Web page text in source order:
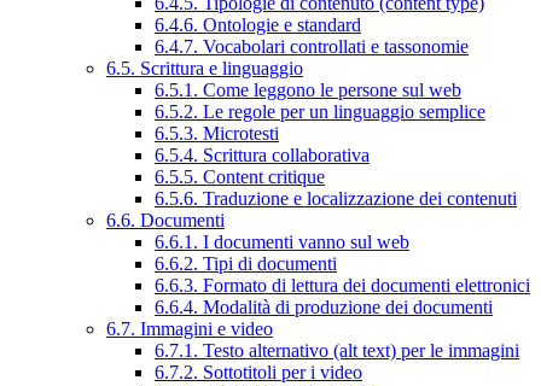
6.4.6. Ontologie e standard
6.4.7. Vocabolari controllati e tassonomie
6.5. Scrittura e linguaggio
6.5.1. Come leggono le persone sul web
6.5.2. Le regole per un linguaggio semplice
6.5.3. Microtesti
6.5.4. Scrittura collaborativa
6.5.5. Content critique
6.5.6. Traduzione e localizzazione dei contenuti
6.6. Documenti
6.6.1. I documenti vanno sul web
6.6.2. Tipi di documenti
6.6.3. Formato di lettura dei documenti elettronici
6.6.4. Modalità di produzione dei documenti
6.7. Immagini e video
6.7.1. Testo alternativo (alt text) per le immagini
6.7.2. Sottotitoli per i video